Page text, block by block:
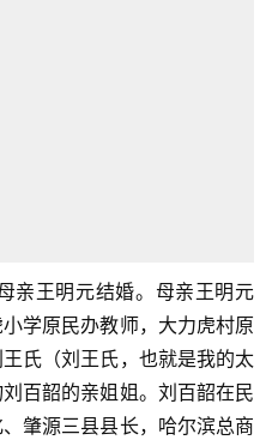
亲王明元结婚。母亲王明元
学原民办教师，大力虎村原
氏（刘王氏，也就是我的太
百韶的亲姐姐。刘百韶在民
肇源三县县长，哈尔滨总商